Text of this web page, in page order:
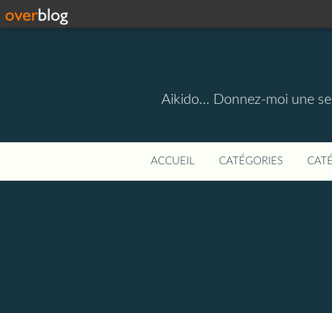
Aikido... Donnez-moi une
ACCUEIL CATÉGORIES